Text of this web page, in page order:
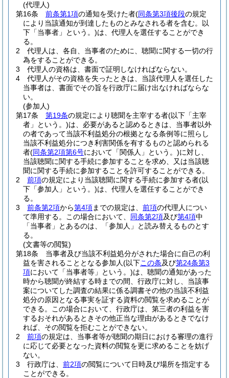
(代理人)
第16条
前条第1項の通知を受けた者(同条第3項後段の規定
により当該通知が到達したものとみなされる者を含む。以
下「当事者」という。)は、代理人を選任することができ
る。
2
代理人は、各自、当事者のために、聴聞に関する一切の行
為をすることができる。
3
代理人の資格は、書面で証明しなければならない。
4
代理人がその資格を失ったときは、当該代理人を選任した
当事者は、書面でその旨を行政庁に届け出なければならな
い。
(参加人)
第17条
第19条の規定により聴聞を主宰する者(以下「主宰
者」という。)は、必要があると認めるときは、当事者以外
の者であって当該不利益処分の根拠となる条例等に照らし
当該不利益処分につき利害関係を有するものと認められる
者(同条第2項第6号において「関係人」という。)に対し、
当該聴聞に関する手続に参加することを求め、又は当該聴
聞に関する手続に参加することを許可することができる。
2
前項の規定により当該聴聞に関する手続に参加する者(以
下「参加人」という。)は、代理人を選任することができ
る。
3
前条第2項から第4項までの規定は、 前項の代理人につい
て準用する。
この場合において、 同条第2項及び第4項中
「当事者」とあるのは、「参加人」と読み替えるものとす
る。
(文書等の閲覧)
第18条
当事者及び当該不利益処分がされた場合に自己の利
益を害されることとなる参加人(以下この条及び第24条第3
項において「当事者等」という。)は、聴聞の通知があった
時から聴聞が終結する時までの間、行政庁に対し、当該事
案についてした調査の結果に係る調書その他の当該不利益
処分の原因となる事実を証する資料の閲覧を求めることが
できる。
この場合において、行政庁は、第三者の利益を害
するおそれがあるときその他正当な理由があるときでなけ
れば、その閲覧を拒むことができない。
2
前項の規定は、当事者等が聴聞の期日における審理の進行
に応じて必要となった資料の閲覧を更に求めることを妨げ
ない。
3
行政庁は、 前2項の閲覧について日時及び場所を指定する
ことができる。